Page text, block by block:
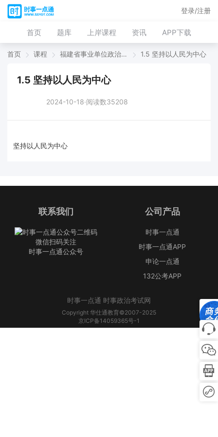
首页 题库 上岸课程 资讯 APP下载
登录/注册
首页 课程 福建省事业单位政治理论考前冲刺 1.5 坚持以人民为中心
1.5 坚持以人民为中心
2024-10-18·阅读数35208
坚持以人民为中心
联系我们
微信扫码关注
时事一点通公众号
公司产品
时事一点通
时事一点通APP
申论一点通
132公考APP
时事一点通 时事政治考试网
Copyright 华仕通教育©2007-2025
京ICP备14059365号-1